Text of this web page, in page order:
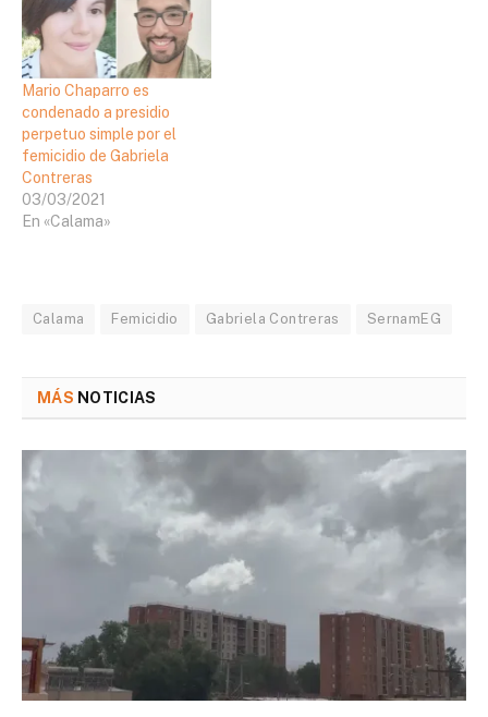
Mario Chaparro es
condenado a presidio
perpetuo simple por el
femicidio de Gabriela
Contreras
03/03/2021
En «Calama»
Calama Femicidio Gabriela Contreras SernamEG
MÁS NOTICIAS